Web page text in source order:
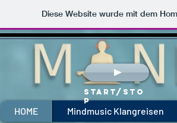
Diese Website wurde mit dem
Start/Sto
p
HOME Mindmusic Klangreisen